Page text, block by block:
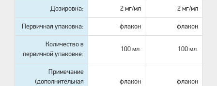
Дозировка: 2 мг/мл 2 мг/мл
Первичная упаковка: флакон флакон
Количество в
первичной упаковке:
100 мл. 100 мл.
Примечание
(дополнительная
флакон
флакон